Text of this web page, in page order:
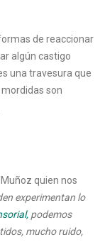
de reaccionar
algún castigo
una travesura que
son
quien nos
experimentan lo
podemos
mucho ruido,